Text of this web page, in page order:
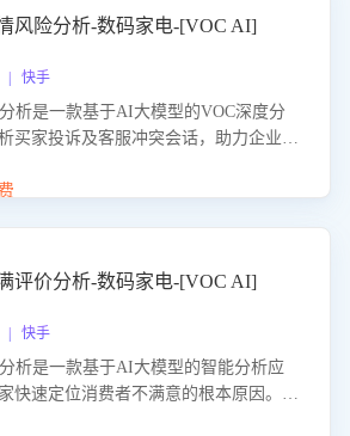
风险分析-数码家电-[VOC AI]
| 快手
析是一款基于AI大模型的VOC深度分
买家投诉及客服冲突会话，助力企业精
议根源，并客观评估客服应对合理性与
，维护品牌声誉，实现客户满意度的持
评价分析-数码家电-[VOC AI]
| 快手
析是一款基于AI大模型的智能分析应
快速定位消费者不满意的根本原因。该